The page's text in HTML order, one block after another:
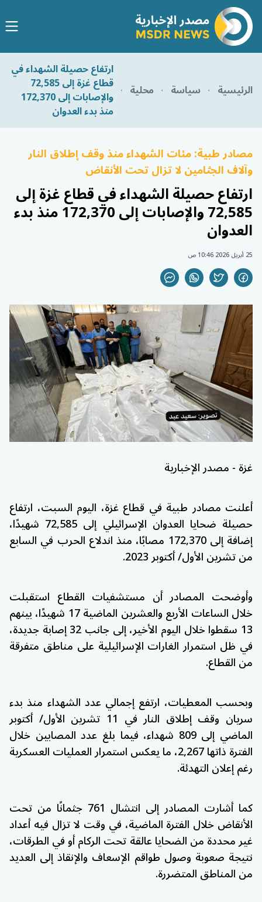
الرئيسية سياسة محلية
ارتفاع حصيلة الشهداء في
قطاع غزة إلى 72,585
والإصابات إلى 172,370
منذ بدء العدوان
مصادر طبية: مئات الشهداء منذ وقف إطلاق النار
وآلاف الجثامين لا تزال تحت الأنقاض
ارتفاع حصيلة الشهداء في قطاع غزة إلى
72,585 والإصابات إلى 172,370 منذ بدء
العدوان
25 أبريل 2026 10:46 ص
غزة - مصدر الإخبارية
أعلنت مصادر طبية في قطاع غزة، اليوم السبت، ارتفاع
حصيلة ضحايا العدوان الإسرائيلي إلى 72,585 شهيدًا،
إضافة إلى 172,370 مصابًا، منذ اندلاع الحرب في السابع
من تشرين الأول/ أكتوبر 2023.
وأوضحت المصادر أن مستشفيات القطاع استقبلت
خلال الساعات الأربع والعشرين الماضية 17 شهيدًا، بينهم
13 سقطوا خلال اليوم الأخير، إلى جانب 32 إصابة جديدة،
في ظل استمرار الغارات الإسرائيلية على مناطق متفرقة
من القطاع.
وبحسب المعطيات، ارتفع إجمالي عدد الشهداء منذ بدء
سريان وقف إطلاق النار في 11 تشرين الأول/ أكتوبر
الماضي إلى 809 شهداء، فيما بلغ عدد المصابين خلال
الفترة ذاتها 2,267، ما يعكس استمرار العمليات العسكرية
رغم إعلان التهدئة.
كما أشارت المصادر إلى انتشال 761 جثمانًا من تحت
الأنقاض خلال الفترة الماضية، في وقت لا تزال فيه أعداد
غير محددة من الضحايا عالقة تحت الركام أو في الطرقات،
نتيجة صعوبة وصول طواقم الإسعاف والإنقاذ إلى العديد
من المناطق المتضررة.